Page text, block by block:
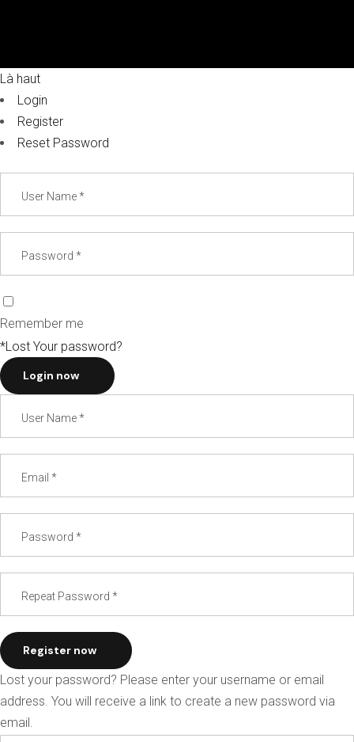
Là haut
Login
Register
Reset Password
Remember me
*Lost Your password?
Login now
Register now
Lost your password? Please enter your username or email
address. You will receive a link to create a new password via
email.